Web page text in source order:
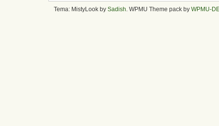
Tema: MistyLook by Sadish . WPMU Theme pack by WPMU-